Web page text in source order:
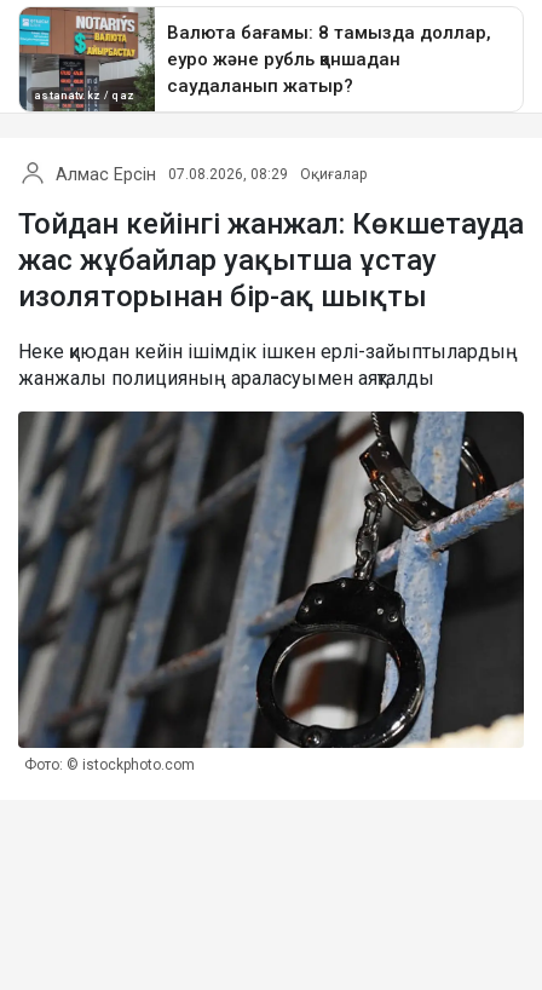
Алмас Ерсін 07.08.2026, 08:29 Оқиғалар
Тойдан кейінгі жанжал: Көкшетауда
жас жұбайлар уақытша ұстау
изоляторынан бір-ақ шықты
Неке қиюдан кейін ішімдік ішкен ерлі-зайыптылардың
жанжалы полицияның араласуымен аяқталды
Фото: © istockphoto.com